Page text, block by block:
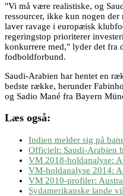
"Vi må være realistiske, og
ressourcer, ikke kun nogen
laver ravage i europæisk
regeringstop prioriterer
konkurrere med," lyder det fra
fodboldforbund.
Saudi-Arabien har hentet en
bedste række, herunder
og Sadio Mané fra Bayern
Læs også:
Indien melder sig på
Officielt: Saudi-Arabien
VM 2018-holdanalyse:
VM-holdanalyse 2014:
VM 2010-profiler:
Sydamerikanske lande